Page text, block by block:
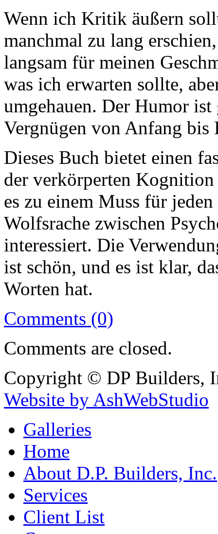
Wenn ich Kritik äußern
manchmal zu lang
langsam für meinen
was ich erwarten sollte,
umgehauen. Der Humor
Vergnügen von Anfang bis
Dieses Buch bietet einen
der verkörperten
es zu einem Muss für
Wolfsrache zwischen
interessiert. Die
ist schön, und es ist klar,
Worten hat.
Comments (0)
Comments are closed.
Copyright © DP Builders,
Website by AshWebStudio
Galleries
Home
About D.P. Builders, Inc.
Services
Client List